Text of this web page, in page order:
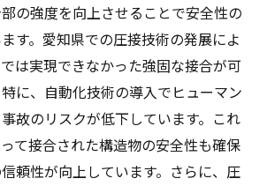
の強度を向上させることで安全性の
す。愛知県での圧接技術の発展によ
は実現できなかった強固な接合が可
に、自動化技術の導入でヒューマン
故のリスクが低下しています。これ
て接合された構造物の安全性も確保
頼性が向上しています。さらに、圧